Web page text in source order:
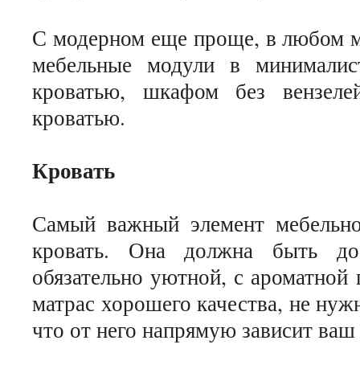
С модерном еще проще, в любом
мебельные модули в
кроватью, шкафом без
кроватью.
Кровать
Самый важный элемент
кровать. Она должна быть
обязательно уютной, с
матрас хорошего качества, не
что от него напрямую зависит